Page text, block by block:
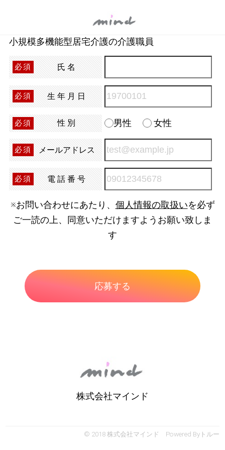
小規模多機能型居宅介護の介護職員
必須 氏名
必須 生年月日
必須 性別 男性 女性
必須 メールアドレス
必須 電話番号
※お問い合わせにあたり、 個人情報の取扱いを必ず
ご一読の上、同意いただけますようお願い致しま
す
株式会社マインド
© 2018 株式会社マインド Powered Byトルー